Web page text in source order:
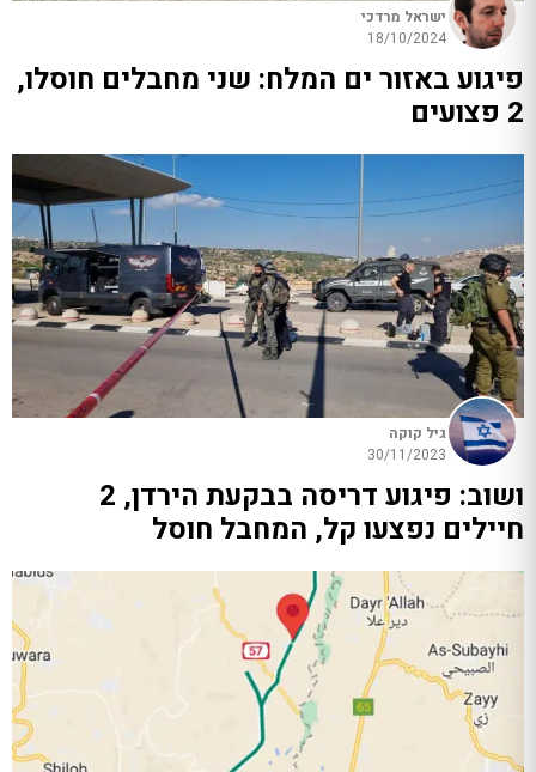
ישראל מרדכי
18/10/2024
פיגוע באזור ים המלח: שני מחבלים חוסלו,
2 פצועים
גיל קוקה
30/11/2023
ושוב: פיגוע דריסה בבקעת הירדן, 2
חיילים נפצעו קל, המחבל חוסל